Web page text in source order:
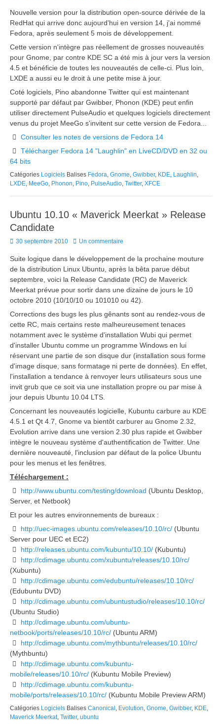
Nouvelle version pour la distribution open-source dérivée de la
RedHat qui arrive donc aujourd'hui en version 14, j'ai nommé
Fedora, après seulement 5 mois de développement.
Cette version n'intègre pas réellement de grosses nouveautés
pour Gnome, par contre KDE SC a été mis à jour vers la version
4.5 et bénéficie de toutes les nouveautés de celle-ci. Plus loin,
LXDE a aussi eu le droit à une petite mise à jour.
Coté logiciels, Pino abandonne Twitter qui est maintenant
supporté par défaut par Gwibber, Phonon (KDE) peut enfin
utiliser directement PulseAudio et quelques logiciels directement
venus du projet MeeGo s'invitent sur cette version de Fedora...
Consulter les notes de versions de Fedora 14
Télécharger Fedora 14 "Laughlin" en LiveCD/DVD en 32 ou
64 bits
Catégories Logiciels Balises Fedora Gnome Gwibber, KDE Laughlin
LXDE MeeGo Phonon Pino PulseAudio Twitter, XFCE
Ubuntu 10.10 « Maverick Meerkat » Release
Candidate
Posted
30 septembre 2010 Un commentaire
Suite logique dans le développement de la prochaine mouture
de la distribution Linux Ubuntu, après la bêta parue début
septembre, voici la Release Candidate (RC) de Maverick
Meerkat prévue pour sortir dans une dizaine de jours le 10
octobre 2010 (10/10/10 ou 101010 ou 42).
Corrections des bugs les plus gênants sont au rendez-vous de
cette RC, mais certains reste malheureusement tenaces
notamment avec le système d'installation Wubi qui permet
d'installer Ubuntu comme un programme Windows en lui
réservant une partie de son disque dur (installation sous forme
d'image disque, sans formatage ni perte de données). En effet,
l'installation a tendance à renvoyer leurs utilisateurs sous une
invit grub que ce soit via une installation propre ou par mise à
jour depuis Ubuntu 10.04 LTS.
Concernant les nouveautés logicielle, Kubuntu carbure au KDE
4.5.1 et Qt 4.7, Gnome va bientôt carburer au Gnome 2.32,
Evolution arrive dans une version 2.30 plus rapide et Gwibber
intègre le nouveau système d'authentification de Twitter. Une
dernière nouveauté, l'inclusion par défaut de la police Ubuntu
pour les menus et les fenêtres.
Téléchargement :
http://www.ubuntu.com/testing/download (Ubuntu Desktop,
Server, et Netbook)
Et pour les autres environnements de bureaux :
http://uec-images.ubuntu.com/releases/10.10/rc/(Ubuntu
Server pour UEC et EC2)
http://releases.ubuntu.com/kubuntu/10.10/(Kubuntu)
http://cdimage.ubuntu.com/xubuntu/releases/10.10/rc/
(Xubuntu)
http://cdimage.ubuntu.com/edubuntu/releases/10.10/rc/
(Edubuntu DVD)
http://cdimage.ubuntu.com/ubuntustudio/releases/10.10/rc/
(Ubuntu Studio)
http://cdimage.ubuntu.com/ubuntu-
netbook/ports/releases/10.10/rc/ (Ubuntu ARM)
http://cdimage.ubuntu.com/mythbuntu/releases/10.10/rc/
(Mythbuntu)
http://cdimage.ubuntu.com/kubuntu-
mobile/releases/10.10/rc/ (Kubuntu Mobile Preview)
http://cdimage.ubuntu.com/kubuntu-
mobile/ports/releases/10.10/rc/ (Kubuntu Mobile Preview ARM)
Catégories Logiciels Balises Canonical Evolution Gnome Gwibber, KDE
Maverick Meerkat, Twitter, ubuntu